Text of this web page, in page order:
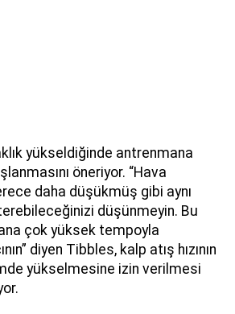
yükseldiğinde antrenmana
öneriyor. “Hava
daha düşükmüş gibi aynı
düşünmeyin. Bu
çok yüksek tempoyla
diyen Tibbles, kalp atış hızının
yükselmesine izin verilmesi